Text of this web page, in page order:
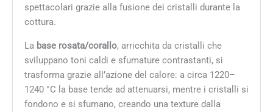
spettacolari grazie alla fusione dei cristalli durante la
cottura.
La base rosata/corallo, arricchita da cristalli che
sviluppano toni caldi e sfumature contrastanti, si
trasforma grazie all’azione del calore: a circa 1220–
1240 °C la base tende ad attenuarsi, mentre i cristalli si
fondono e si sfumano, creando una texture dalla